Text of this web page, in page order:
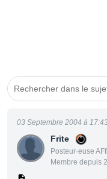
Frite
Posteur·euse
Membre depuis
03 Septembre 2004 à